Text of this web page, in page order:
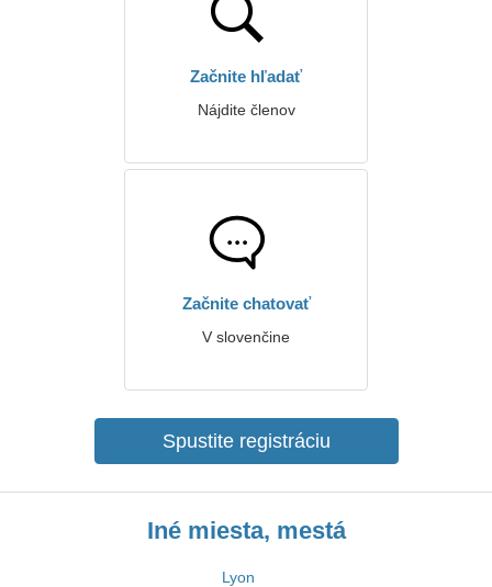
Začnite hľadať
Nájdite členov
Začnite chatovať
V slovenčine
Spustite registráciu
Iné miesta, mestá
Lyon